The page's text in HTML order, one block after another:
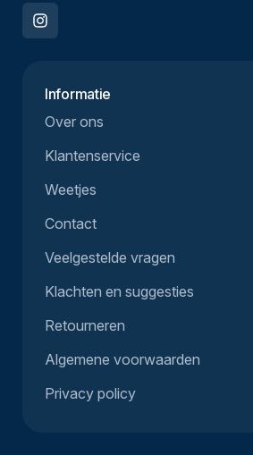
Informatie
Over ons
Klantenservice
Weetjes
Contact
Veelgestelde vragen
Klachten en suggesties
Retourneren
Algemene voorwaarden
Privacy policy